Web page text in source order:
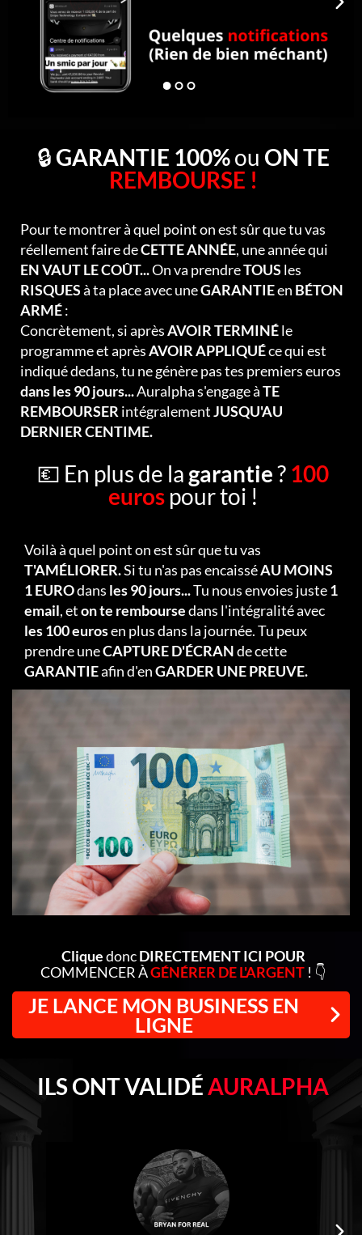
🔒GARANTIE 100%ou ON TE
REMBOURSE !
Pour te montrer à quel point on est sûr que tu vas
réellement faire deCETTE ANNÉE, une année qui
EN VAUT LE COÛT...On va prendreTOUS les
RISQUESà ta place avec uneGARANTIEen BÉTON
ARMÉ:
Concrètement, si aprèsAVOIR TERMINÉle
programme et aprèsAVOIR APPLIQUÉce qui est
indiqué dedans, tu ne génère pas tes premiers euros
dans les 90 jours...Auralpha s'engage àTE
REMBOURSER intégralementJUSQU'AU
DERNIER CENTIME.
💶 En plus de la garantie? 100
eurospour toi !
Voilà à quel point on est sûr que tu vas
T'AMÉLIORER.Si tu n'as pas encaisséAU MOINS
1 EUROdans les 90 jours...Tu nous envoies juste1
email, eton te remboursedans l'intégralité avec
les 100 eurosen plus dans la journée. Tu peux
prendre uneCAPTURE D'ÉCRANde cette
GARANTIEafin d'enGARDER UNE PREUVE.
CliquedoncDIRECTEMENT ICI POUR
COMMENCER ÀGÉNÉRER DE L'ARGENT ! 👇
JE LANCE MON BUSINESS EN
LIGNE
ILS ONT VALIDÉ AURALPHA